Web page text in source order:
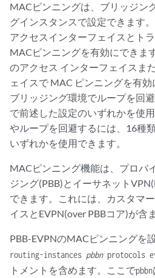
MACピンニングは、ブリッジン
グインスタンスで設定できます
アクセスインターフェイスとト
MACピンニングを有効にできま
のアクセス インターフェイスま
ェイスで MAC ピンニングを有効
ブリッジング環境でループを回
で前述した設定のいずれかを使
やループを回避するには、16種
いずれかを使用できます。
MACピンニング機能は、プロバ
ジング(PBB)とイーサネット
できます。これには、カスタマ
イスとEVPN(over PBBコア)が含
PBB-EVPNのMACピンニングを
routing-instances pbbnprotocols
トメントを含めます。ここでpbbn